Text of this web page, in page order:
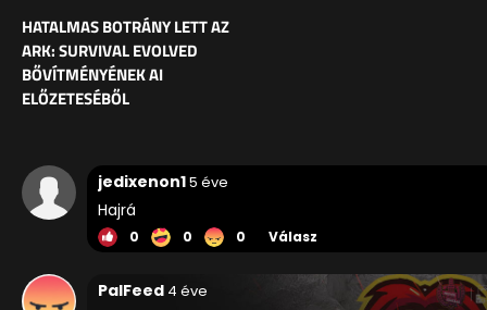
HATALMAS BOTRÁNY LETT AZ
ARK: SURVIVAL EVOLVED
BŐVÍTMÉNYÉNEK AI
ELŐZETESÉBŐL
jedixenon15 éve
Hajrá
0 0 0 Válasz
PalFeed 4 éve